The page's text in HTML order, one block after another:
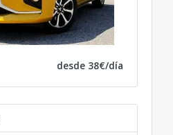
desde 38€/día